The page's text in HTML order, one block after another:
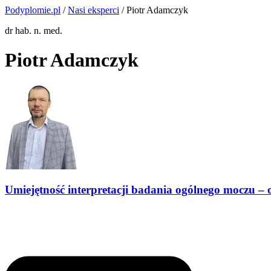
Podyplomie.pl /Nasi eksperci / Piotr Adamczyk
dr hab. n. med.
Piotr Adamczyk
Umiejętność interpretacji badania ogólnego moczu